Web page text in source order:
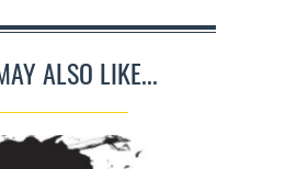
ALSO LIKE...